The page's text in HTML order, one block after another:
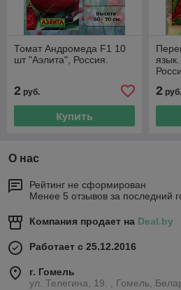
Томат Андромеда F1 10
шт "Аэлита", Россия.
2 руб.
Купить
2руб.
О нас
Рейтинг не сформирован
Менее 5 отзывов за последний
Компания продает на Deal.by
Работает с 25.12.2016
г. Гомель
ул. Телегина, 19. , Гомель,